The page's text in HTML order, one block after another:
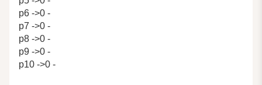
p6 ->0 -
p7 ->0 -
p8 ->0 -
p9 ->0 -
p10 ->0 -